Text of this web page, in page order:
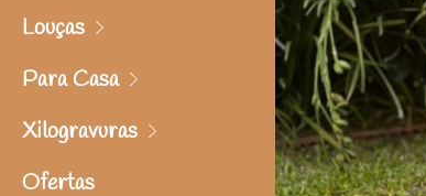
Louças
Para Casa
Xilogravuras
Ofertas